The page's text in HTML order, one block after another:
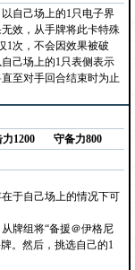
自己场上的1只电子界
效，从手牌将此卡特殊
1次，不会因效果被破
己场上的1只表侧表示
至对手回合结束时为止
1200 守备力800
于自己场上的情况下可
牌组将“备援＠伊格尼
。然后，挑选自己的1